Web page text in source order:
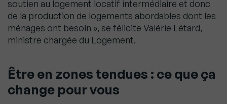
soutien au logement locatif intermédiaire et donc
de la production de logements abordables dont les
ménages ont besoin », se félicite Valérie Létard,
ministre chargée du Logement.
Être en zones tendues : ce que ça
change pour vous